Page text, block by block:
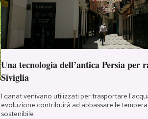
Una tecnologia dell’antica Persia per
Siviglia
I qanat venivano utilizzati per trasportare
evoluzione contribuirà ad abbassare le
sostenibile